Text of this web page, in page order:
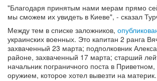
"Благодаря принятым нами мерам прямо
мы сможем их увидеть в Киеве", - сказал
Между тем в списке заложников,
украинских военных. Это капитан 2 ранга
захваченный 23 марта; подполковник
районе, захваченный 17 марта; старший
начальник пограничного поста в
оружием, которое хотел вывезти на материк.